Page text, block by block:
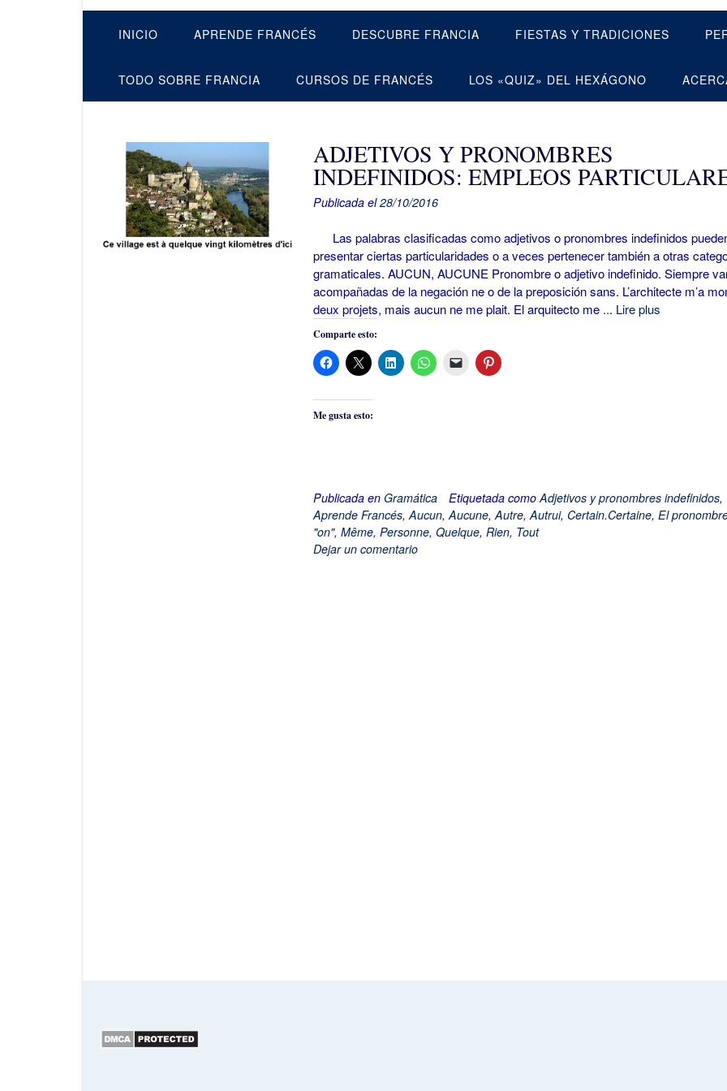
INICIO APRENDE FRANCÉS DESCUBRE FRANCIA FIESTAS Y TRADICIONES
TODO SOBRE FRANCIA CURSOS DE FRANCÉS LOS «QUIZ» DEL HEXÁGONO
ADJETIVOS Y PRONOMBRES
INDEFINIDOS: EMPLEOS
Publicada el28/10/2016
Las palabras clasificadas como adjetivos o pronombres indefinidos
presentar ciertas particularidades o a veces pertenecer también a otras
gramaticales. AUCUN, AUCUNE Pronombre o adjetivo indefinido. Siempre
acompañadas de la negación ne o de la preposición sans. L’architecte m’a
deux projets, mais aucun ne me plait. El arquitecto me ... Lire plus
Comparte esto:
Me gusta esto:
Publicada en Gramática Etiquetada comoAdjetivos y pronombres indefinidos,
Aprende Francés,Aucun,Aucune,Autre,Autrui, Certain.Certaine, El
"on", Même, Personne, Quelque, Rien, Tout
Dejar un comentario